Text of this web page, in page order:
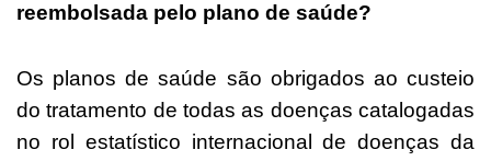
reembolsada pelo plano de saúde?
Os planos de saúde são obrigados ao custeio
do tratamento de todas as doenças catalogadas
no rol estatístico internacional de doenças da